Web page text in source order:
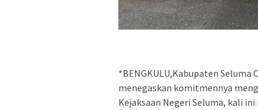
*BENGKULU,Kabupaten Seluma
menegaskan komitmennya
Kejaksaan Negeri Seluma, kali